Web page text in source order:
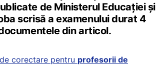
de Ministerul Educației și
scrisă a examenului durat 4
din articol.
corectare pentru profesorii de